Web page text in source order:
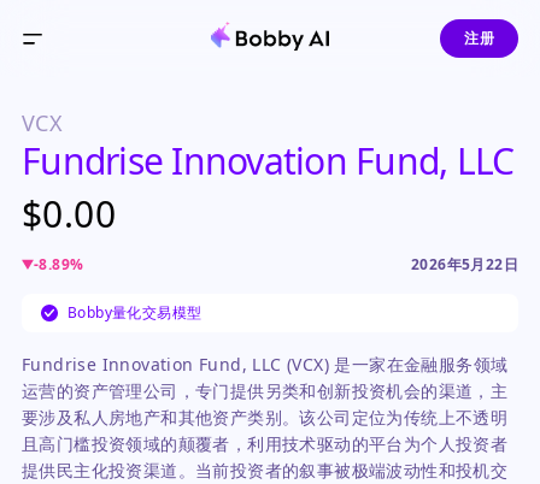
注册
VCX
Fundrise Innovation Fund, LLC
$0.00
-8.89% 2026年5月22日
Bobby量化交易模型
Fundrise Innovation Fund, LLC (VCX) 是一家在金融服务领域
运营的资产管理公司，专门提供另类和创新投资机会的渠道，主
要涉及私人房地产和其他资产类别。该公司定位为传统上不透明
且高门槛投资领域的颠覆者，利用技术驱动的平台为个人投资者
提供民主化投资渠道。当前投资者的叙事被极端波动性和投机交